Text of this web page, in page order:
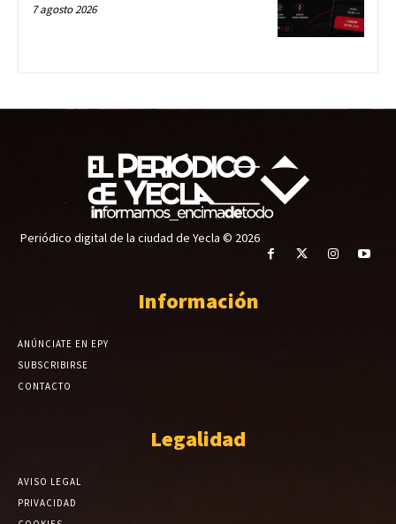
7 agosto 2026
Periódico digital de la ciudad de Yecla © 2026
Información
ANÚNCIATE EN EPY
SUBSCRIBIRSE
CONTACTO
Legalidad
AVISO LEGAL
PRIVACIDAD